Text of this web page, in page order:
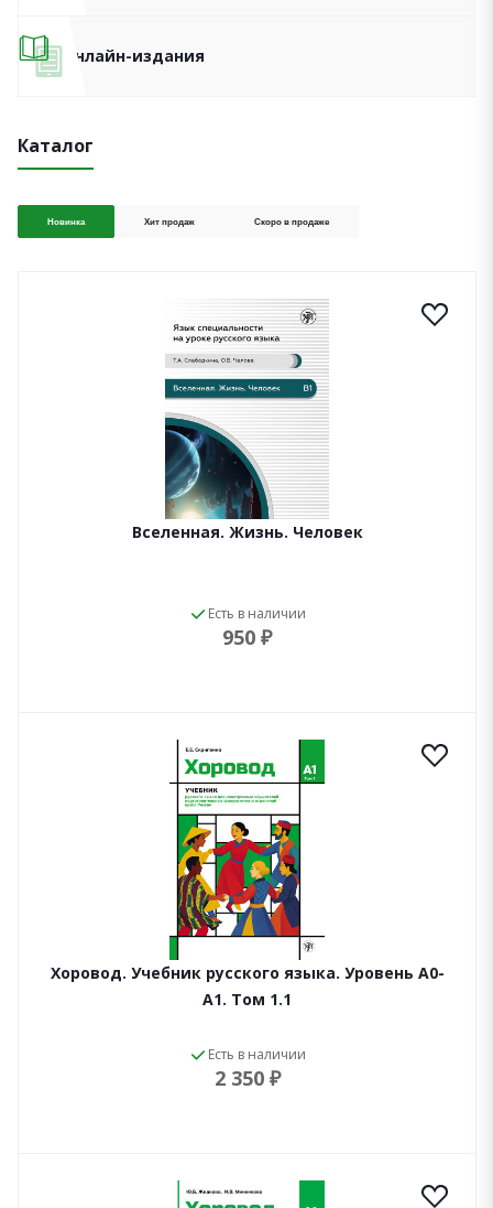
Онлайн-издания
Каталог
Новинка Хит продаж Скоро в продаже
Вселенная. Жизнь. Человек
Есть в наличии
950 ₽
Хоровод. Учебник русского языка. Уровень А0-
А1. Том 1.1
Есть в наличии
2 350 ₽